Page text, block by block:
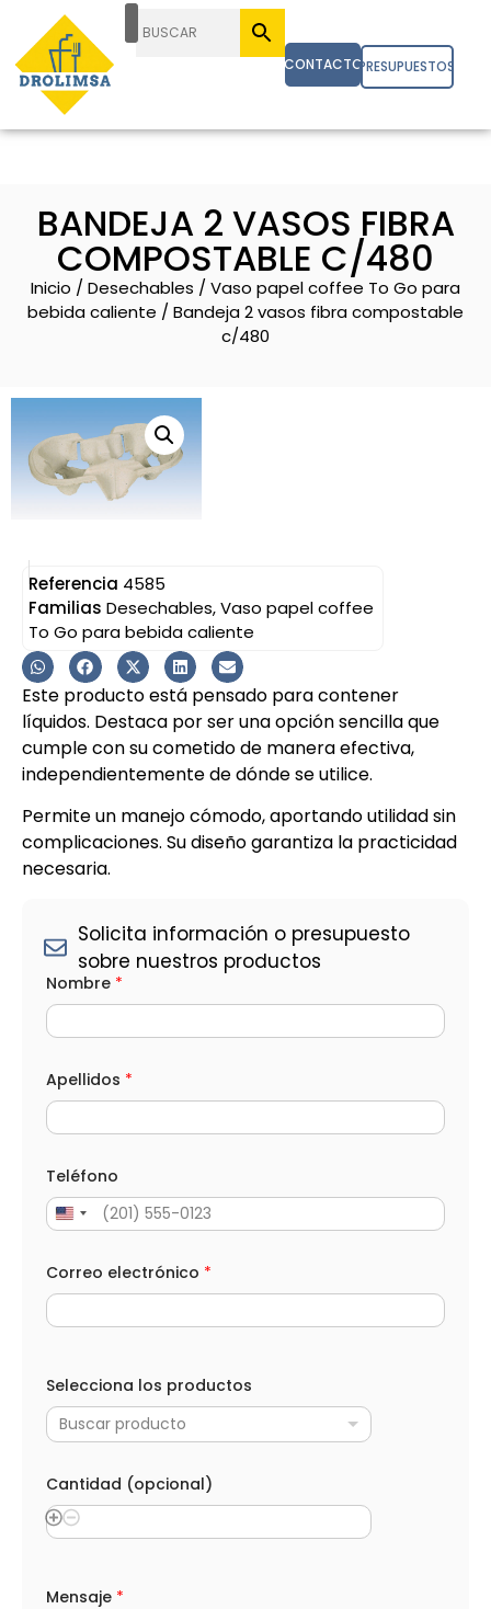
CONTACTOPRESUPUESTOS
BANDEJA 2 VASOS FIBRA
COMPOSTABLE C/480
Inicio / Desechables / Vaso papel coffee To Go para
bebida caliente / Bandeja 2 vasos fibra compostable
c/480
Referencia 4585
Familias Desechables,Vaso papel coffee
To Go para bebida caliente
Este producto está pensado para contener
líquidos. Destaca por ser una opción sencilla que
cumple con su cometido de manera efectiva,
independientemente de dónde se utilice.
Permite un manejo cómodo, aportando utilidad sin
complicaciones. Su diseño garantiza la practicidad
necesaria.
Solicita información o presupuesto
sobre nuestros productos
o
s
r
d
u
c
t
s
a
n
d
a
d
Nombre *
Apellidos *
Teléfono
Correo electrónico *
Selecciona los productos
Buscar producto
Cantidad (opcional)
Mensaje *